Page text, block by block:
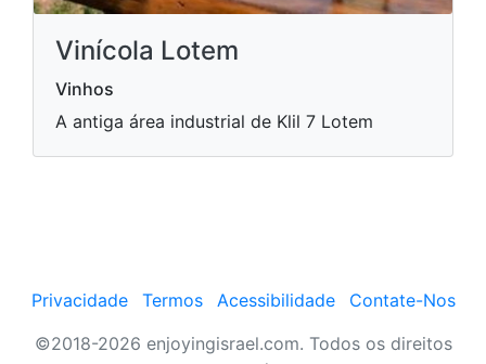
Vinícola Lotem
Vinhos
A antiga área industrial de Klil 7 Lotem
Privacidade Termos Acessibilidade
Contate-Nos
©2018-2026 enjoyingisrael.com. Todos os direitos